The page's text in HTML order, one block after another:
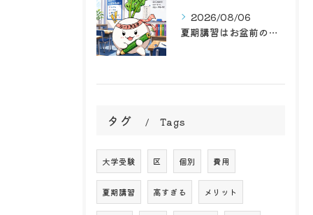
2026/08/06
夏期講習はお盆前の後半戦！学習塾ルート天王寺で最高のお盆前を...
タグ Tags
大学受験 区 個別 費用
夏期講習 高すぎる メリット